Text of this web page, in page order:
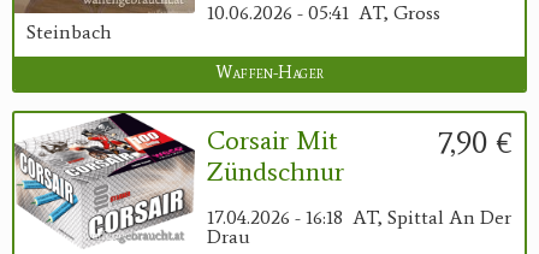
10.06.2026 - 05:41 AT, Gross
Steinbach
Waffen-Hager
7,90 €
Corsair Mit
Zündschnur
17.04.2026 - 16:18 AT, Spittal An Der
Drau